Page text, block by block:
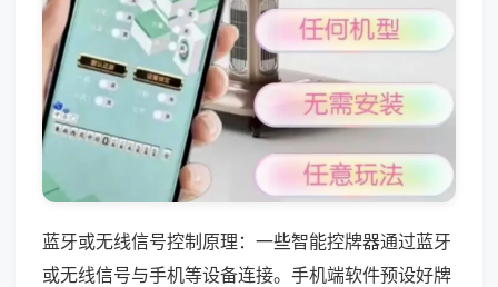
蓝牙或无线信号控制原理：一些智能控牌器通过蓝牙
或无线信号与手机等设备连接。手机端软件预设好牌